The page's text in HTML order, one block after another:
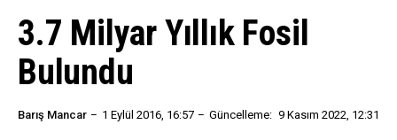
3.7 Milyar Yıllık Fosil
Bulundu
Barış Mancar 1 Eylül 2016, 16:57 Güncelleme: 9 Kasım 2022, 12:31